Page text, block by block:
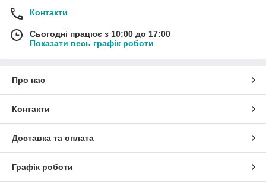
Контакти
Сьогодні працює з 10:00 до 17:00
Показати весь графік роботи
Про нас
Контакти
Доставка та оплата
Графік роботи